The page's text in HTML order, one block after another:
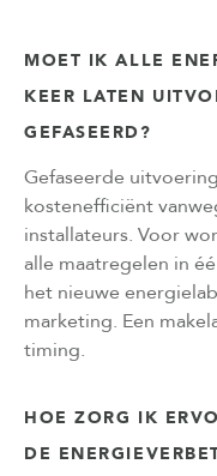
MOET IK ALLE
KEER LATEN
GEFASEERD?
Gefaseerde
kostenefficiënt
installateurs. Voor
alle maatregelen in
het nieuwe
marketing. Een
timing.
HOE ZORG IK
DE